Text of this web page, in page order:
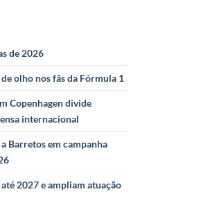
de 2026
olho nos fãs da Fórmula 1
Copenhagen divide
internacional
Barretos em campanha
2027 e ampliam atuação